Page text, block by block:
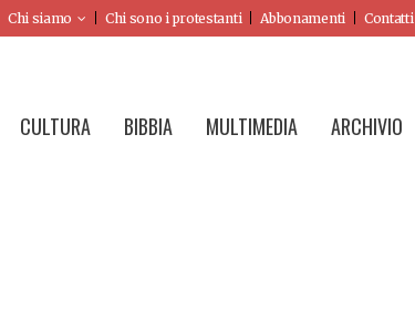
Chi siamo Chi sono i protestanti Abbonamenti Contatti
CULTURA BIBBIA MULTIMEDIA ARCHIVIO